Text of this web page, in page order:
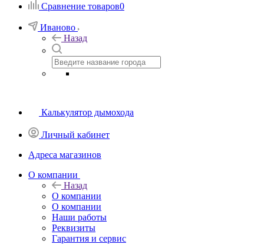
Сравнение товаров0
Иваново
Назад
Калькулятор дымохода
Личный кабинет
Адреса магазинов
O компании
Назад
O компании
О компании
Наши работы
Реквизиты
Гарантия и сервис